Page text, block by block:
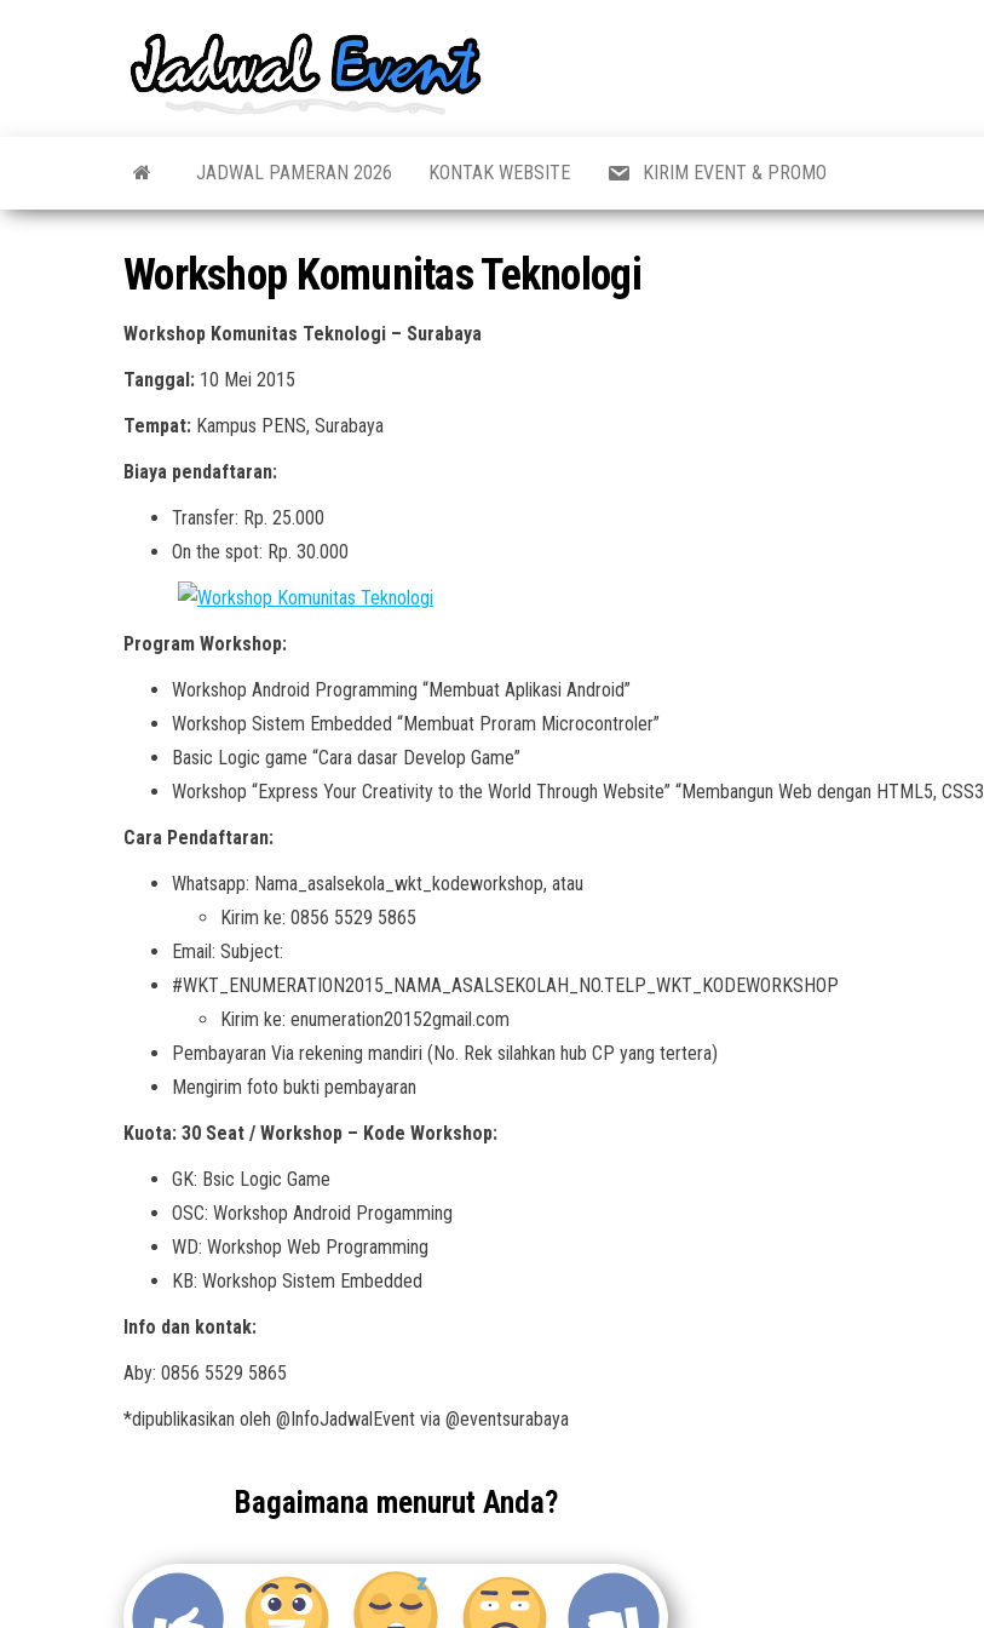
Pameran,
Acara &
Terbaru
Seminar,
Bazaar,
Job Fair,
Lomba dll.
JADWAL PAMERAN 2026 KONTAK WEBSITE KIRIM EVENT & PROMO
Workshop Komunitas Teknologi
Workshop Komunitas Teknologi – Surabaya
Tanggal: 10 Mei 2015
Tempat: Kampus PENS, Surabaya
Biaya pendaftaran:
Transfer: Rp. 25.000
On the spot: Rp. 30.000
Program Workshop:
Workshop Android Programming “Membuat Aplikasi Android”
Workshop Sistem Embedded “Membuat Proram Microcontroler”
Basic Logic game “Cara dasar Develop Game”
Workshop “Express Your Creativity to the World Through Website” “Membangun Web dengan HTML5, CSS3
Cara Pendaftaran:
Whatsapp: Nama_asalsekola_wkt_kodeworkshop, atau
Kirim ke: 0856 5529 5865
Email: Subject:
#WKT_ENUMERATION2015_NAMA_ASALSEKOLAH_NO.TELP_WKT_KODEWORKSHOP
Kirim ke: enumeration20152gmail.com
Pembayaran Via rekening mandiri (No. Rek silahkan hub CP yang tertera)
Mengirim foto bukti pembayaran
Kuota: 30 Seat / Workshop – Kode Workshop:
GK: Bsic Logic Game
OSC: Workshop Android Progamming
WD: Workshop Web Programming
KB: Workshop Sistem Embedded
Info dan kontak:
Aby: 0856 5529 5865
*dipublikasikan oleh @InfoJadwalEvent via @eventsurabaya
Bagaimana menurut Anda?